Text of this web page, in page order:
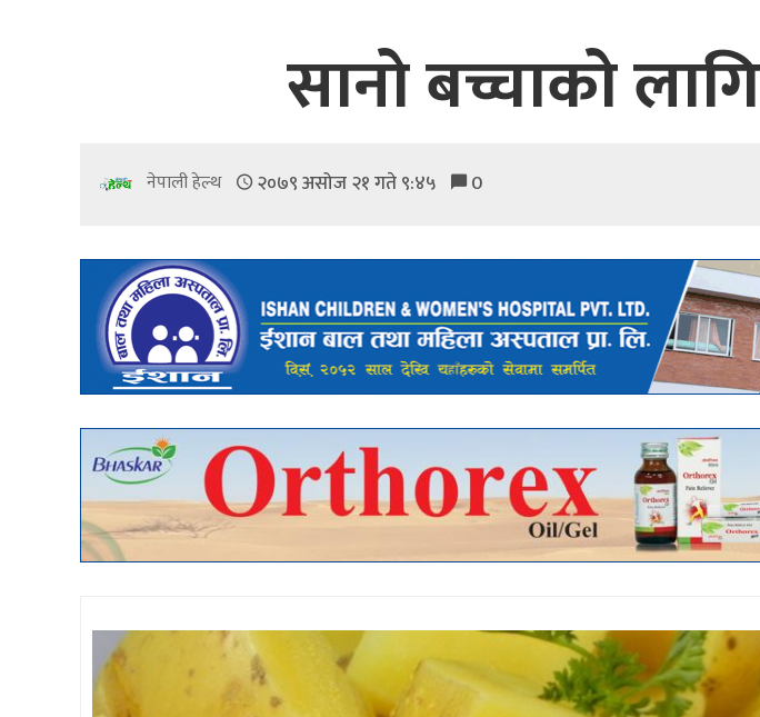
सानो बच्चाको
नेपाली हेल्थ २०७९ असोज २१ गते ९:४५ 0